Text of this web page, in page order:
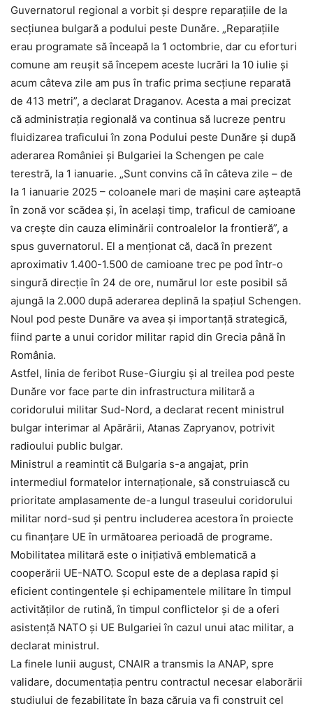
Guvernatorul regional a vorbit și despre reparațiile de la
secțiunea bulgară a podului peste Dunăre. „Reparațiile
erau programate să înceapă la 1 octombrie, dar cu eforturi
comune am reușit să începem aceste lucrări la 10 iulie și
acum câteva zile am pus în trafic prima secțiune reparată
de 413 metri”, a declarat Draganov. Acesta a mai precizat
că administrația regională va continua să lucreze pentru
fluidizarea traficului în zona Podului peste Dunăre și după
aderarea României și Bulgariei la Schengen pe cale
terestră, la 1 ianuarie. „Sunt convins că în câteva zile – de
la 1 ianuarie 2025 – coloanele mari de mașini care așteaptă
în zonă vor scădea și, în același timp, traficul de camioane
va crește din cauza eliminării controalelor la frontieră”, a
spus guvernatorul. El a menționat că, dacă în prezent
aproximativ 1.400-1.500 de camioane trec pe pod într-o
singură direcție în 24 de ore, numărul lor este posibil să
ajungă la 2.000 după aderarea deplină la spațiul Schengen.
Noul pod peste Dunăre va avea și importanță strategică,
fiind parte a unui coridor militar rapid din Grecia până în
România.
Astfel, linia de feribot Ruse-Giurgiu și al treilea pod peste
Dunăre vor face parte din infrastructura militară a
coridorului militar Sud-Nord, a declarat recent ministrul
bulgar interimar al Apărării, Atanas Zapryanov, potrivit
radioului public bulgar.
Ministrul a reamintit că Bulgaria s-a angajat, prin
intermediul formatelor internaționale, să construiască cu
prioritate amplasamente de-a lungul traseului coridorului
militar nord-sud și pentru includerea acestora în proiecte
cu finanțare UE în următoarea perioadă de programe.
Mobilitatea militară este o inițiativă emblematică a
cooperării UE-NATO. Scopul este de a deplasa rapid și
eficient contingentele și echipamentele militare în timpul
activităților de rutină, în timpul conflictelor și de a oferi
asistență NATO și UE Bulgariei în cazul unui atac militar, a
declarat ministrul.
La finele lunii august, CNAIR a transmis la ANAP, spre
validare, documentaţia pentru contractul necesar elaborării
studiului de fezabilitate în baza căruia va fi construit cel